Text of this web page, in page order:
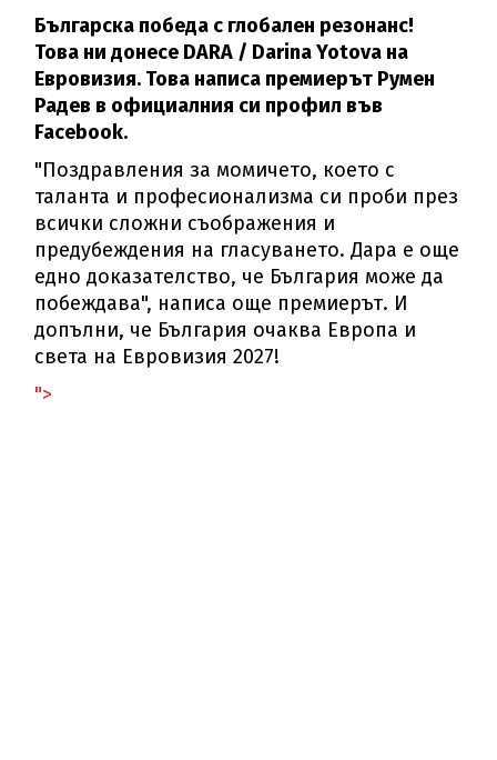
Българска победа с глобален резонанс!
Това ни донесе DARA / Darina Yotova на
Евровизия. Това написа премиерът Румен
Радев в официалния си профил във
Facebook.
"Поздравления за момичето, което с
таланта и професионализма си проби през
всички сложни съображения и
предубеждения на гласуването. Дара е още
едно доказателство, че България може да
побеждава", написа още премиерът. И
допълни, че България очаква Европа и
света на Евровизия 2027!
">